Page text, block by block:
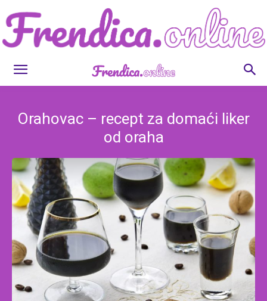
Frendica.online
Orahovac – recept za domaći liker
od oraha